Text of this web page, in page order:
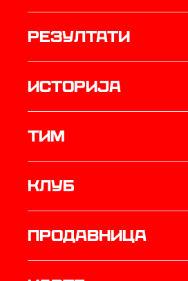
резултати
историја
ТИМ
Клуб
продавница